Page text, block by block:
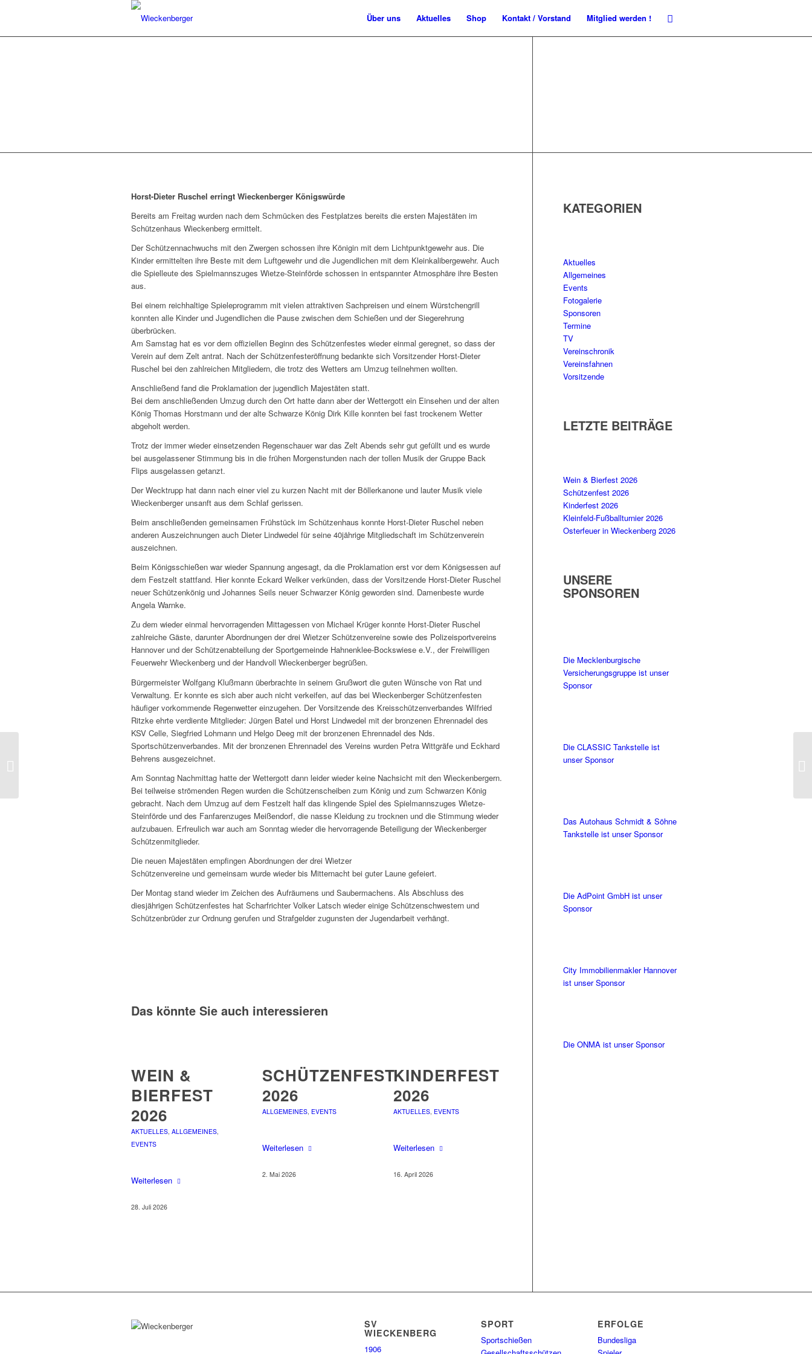
Über uns Aktuelles Shop Kontakt / Vorstand Mitglied werden !
Horst-Dieter Ruschel erringt Wieckenberger Königswürde
Bereits am Freitag wurden nach dem Schmücken des Festplatzes bereits die ersten Majestäten im
Schützenhaus Wieckenberg ermittelt.
Der Schützennachwuchs mit den Zwergen schossen ihre Königin mit dem Lichtpunktgewehr aus. Die
Kinder ermittelten ihre Beste mit dem Luftgewehr und die Jugendlichen mit dem Kleinkalibergewehr. Auch
die Spielleute des Spielmannszuges Wietze-Steinförde schossen in entspannter Atmosphäre ihre Besten
aus.
Bei einem reichhaltige Spieleprogramm mit vielen attraktiven Sachpreisen und einem Würstchengrill
konnten alle Kinder und Jugendlichen die Pause zwischen dem Schießen und der Siegerehrung
überbrücken.
Am Samstag hat es vor dem offiziellen Beginn des Schützenfestes wieder einmal geregnet, so dass der
Verein auf dem Zelt antrat. Nach der Schützenfesteröffnung bedankte sich Vorsitzender Horst-Dieter
Ruschel bei den zahlreichen Mitgliedern, die trotz des Wetters am Umzug teilnehmen wollten.
Anschließend fand die Proklamation der jugendlich Majestäten statt.
Bei dem anschließenden Umzug durch den Ort hatte dann aber der Wettergott ein Einsehen und der alten
König Thomas Horstmann und der alte Schwarze König Dirk Kille konnten bei fast trockenem Wetter
abgeholt werden.
Trotz der immer wieder einsetzenden Regenschauer war das Zelt Abends sehr gut gefüllt und es wurde
bei ausgelassener Stimmung bis in die frühen Morgenstunden nach der tollen Musik der Gruppe Back
Flips ausgelassen getanzt.
Der Wecktrupp hat dann nach einer viel zu kurzen Nacht mit der Böllerkanone und lauter Musik viele
Wieckenberger unsanft aus dem Schlaf gerissen.
Beim anschließenden gemeinsamen Frühstück im Schützenhaus konnte Horst-Dieter Ruschel neben
anderen Auszeichnungen auch Dieter Lindwedel für seine 40jährige Mitgliedschaft im Schützenverein
auszeichnen.
Beim Königsschießen war wieder Spannung angesagt, da die Proklamation erst vor dem Königsessen auf
dem Festzelt stattfand. Hier konnte Eckard Welker verkünden, dass der Vorsitzende Horst-Dieter Ruschel
neuer Schützenkönig und Johannes Seils neuer Schwarzer König geworden sind. Damenbeste wurde
Angela Warnke.
Zu dem wieder einmal hervorragenden Mittagessen von Michael Krüger konnte Horst-Dieter Ruschel
zahlreiche Gäste, darunter Abordnungen der drei Wietzer Schützenvereine sowie des Polizeisportvereins
Hannover und der Schützenabteilung der Sportgemeinde Hahnenklee-Bockswiese e.V., der Freiwilligen
Feuerwehr Wieckenberg und der Handvoll Wieckenberger begrüßen.
Bürgermeister Wolfgang Klußmann überbrachte in seinem Grußwort die guten Wünsche von Rat und
Verwaltung. Er konnte es sich aber auch nicht verkeifen, auf das bei Wieckenberger Schützenfesten
häufiger vorkommende Regenwetter einzugehen. Der Vorsitzende des Kreisschützenverbandes Wilfried
Ritzke ehrte verdiente Mitglieder: Jürgen Batel und Horst Lindwedel mit der bronzenen Ehrennadel des
KSV Celle, Siegfried Lohmann und Helgo Deeg mit der bronzenen Ehrennadel des Nds.
Sportschützenverbandes. Mit der bronzenen Ehrennadel des Vereins wurden Petra Wittgräfe und Eckhard
Behrens ausgezeichnet.
Am Sonntag Nachmittag hatte der Wettergott dann leider wieder keine Nachsicht mit den Wieckenbergern.
Bei teilweise strömenden Regen wurden die Schützenscheiben zum König und zum Schwarzen König
gebracht. Nach dem Umzug auf dem Festzelt half das klingende Spiel des Spielmannszuges Wietze-
Steinförde und des Fanfarenzuges Meißendorf, die nasse Kleidung zu trocknen und die Stimmung wieder
aufzubauen. Erfreulich war auch am Sonntag wieder die hervorragende Beteiligung der Wieckenberger
Schützenmitglieder.
Die neuen Majestäten empfingen Abordnungen der drei Wietzer
Schützenvereine und gemeinsam wurde wieder bis Mitternacht bei guter Laune gefeiert.
Der Montag stand wieder im Zeichen des Aufräumens und Saubermachens. Als Abschluss des
diesjährigen Schützenfestes hat Scharfrichter Volker Latsch wieder einige Schützenschwestern und
Schützenbrüder zur Ordnung gerufen und Strafgelder zugunsten der Jugendarbeit verhängt.
Das könnte Sie auch interessieren
WEIN &
BIERFEST
2026
AKTUELLES ALLGEMEINES
EVENTS
Weiterlesen
28. Juli 2026
SCHÜTZENFEST
2026
ALLGEMEINES EVENTS
Weiterlesen
2. Mai 2026
KINDERFEST
2026
AKTUELLES EVENTS
Weiterlesen
16. April 2026
KATEGORIEN
Aktuelles
Allgemeines
Events
Fotogalerie
Sponsoren
Termine
TV
Vereinschronik
Vereinsfahnen
Vorsitzende
LETZTE BEITRÄGE
Wein & Bierfest 2026
Schützenfest 2026
Kinderfest 2026
Kleinfeld-Fußballturnier 2026
Osterfeuer in Wieckenberg 2026
UNSERE
SPONSOREN
Die Mecklenburgische
Versicherungsgruppe ist unser
Sponsor
Die CLASSIC Tankstelle ist
unser Sponsor
Das Autohaus Schmidt & Söhne
Tankstelle ist unser Sponsor
Die AdPoint GmbH ist unser
Sponsor
City Immobilienmakler Hannover
ist unser Sponsor
Die ONMA ist unser Sponsor
SV
WIECKENBERG
1906
SPORT
Sportschießen
ERFOLGE
Bundesliga